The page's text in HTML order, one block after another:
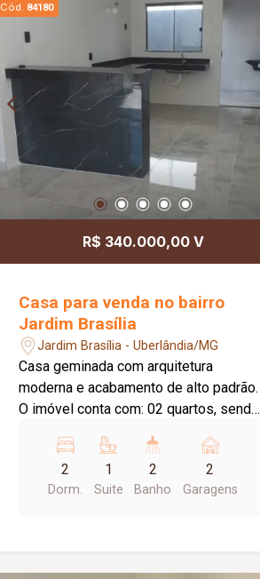
Cód. 84180
R$ 340.000,00 V
Casa para venda no bairro
Jardim Brasília
Jardim Brasília - Uberlândia/MG
Casa geminada com arquitetura
moderna e acabamento de alto padrão.
O imóvel conta com: 02 quartos, sendo
balcão; Banheiros com nicho e
revestimento moderno; Área de serviço
coberta; Até 03 vagas de garagem;
2
Dorm.
1
Suite
2
Banho
2
Garagens